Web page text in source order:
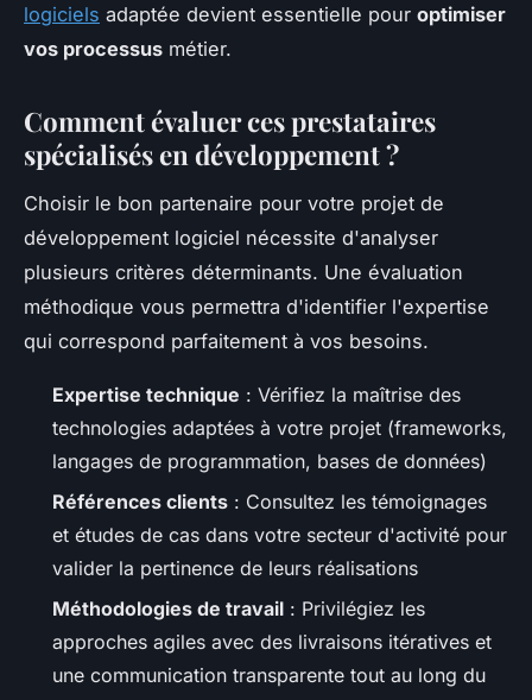
logiciels adaptée devient essentielle pour optimiser
vos processus métier.
Comment évaluer ces prestataires
spécialisés en développement ?
Choisir le bon partenaire pour votre projet de
développement logiciel nécessite d'analyser
plusieurs critères déterminants. Une évaluation
méthodique vous permettra d'identifier l'expertise
qui correspond parfaitement à vos besoins.
Expertise technique : Vérifiez la maîtrise des
technologies adaptées à votre projet (frameworks,
langages de programmation, bases de données)
Références clients : Consultez les témoignages
et études de cas dans votre secteur d'activité pour
valider la pertinence de leurs réalisations
Méthodologies de travail : Privilégiez les
approches agiles avec des livraisons itératives et
une communication transparente tout au long du